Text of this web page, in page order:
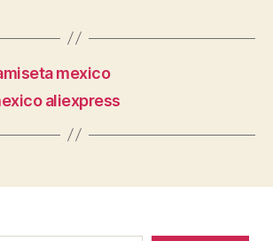
mexico
aliexpress